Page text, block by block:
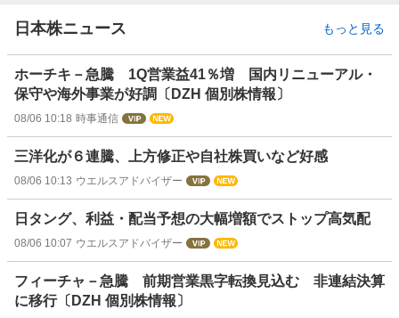
日本株ニュース もっと見る
ホーチキ－急騰 1Q営業益41％増 国内リニューアル・
保守や海外事業が好調〔DZH 個別株情報〕
08/06 10:18 時事通信
三洋化が６連騰、上方修正や自社株買いなど好感
08/06 10:13 ウエルスアドバイザー
日タング、利益・配当予想の大幅増額でストップ高気配
08/06 10:07 ウエルスアドバイザー
フィーチャ－急騰 前期営業黒字転換見込む 非連結決算
に移行〔DZH 個別株情報〕